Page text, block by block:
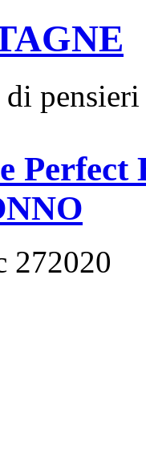
pensieri
Perfect
272020